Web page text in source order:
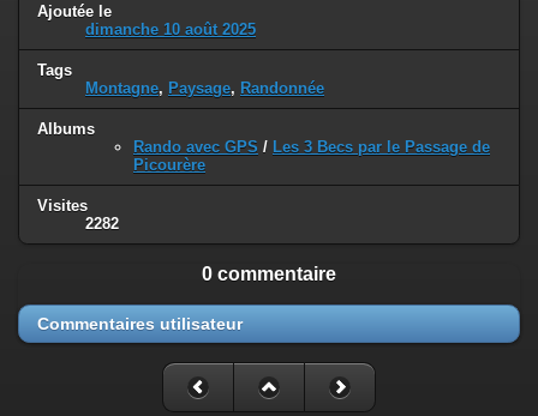
Ajoutée le
dimanche 10 août 2025
Tags
Montagne, Paysage, Randonnée
Albums
Rando avec GPS / Les 3 Becs par le Passage de
Picourère
Visites
2282
0 commentaire
Commentaires utilisateur